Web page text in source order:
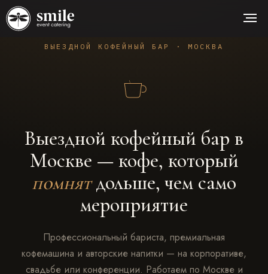
ВЫЕЗДНОЙ КОФЕЙНЫЙ БАР · МОСКВА
Выездной кофейный бар в
Москве — кофе, который
помнятдольше, чем само
мероприятие
Профессиональный бариста, премиальная
кофемашина и авторские напитки — на корпоративе,
свадьбе или конференции. Работаем по Москве и